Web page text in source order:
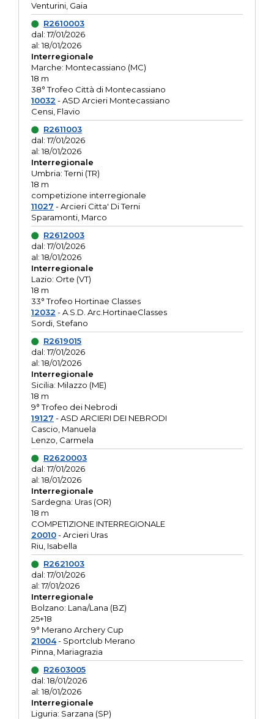
Venturini, Gaia
R2610003
dal: 17/01/2026
al: 18/01/2026
Interregionale
Marche: Montecassiano (MC)
18 m
38° Trofeo Città di Montecassiano
10032 - ASD Arcieri Montecassiano
Censi, Flavio
R2611003
dal: 17/01/2026
al: 18/01/2026
Interregionale
Umbria: Terni (TR)
18 m
competizione interregionale
11027 - Arcieri Citta' Di Terni
Sparamonti, Marco
R2612003
dal: 17/01/2026
al: 18/01/2026
Interregionale
Lazio: Orte (VT)
18 m
33° Trofeo Hortinae Classes
12032 - A.S.D. Arc.HortinaeClasses
Sordi, Stefano
R2619015
dal: 17/01/2026
al: 18/01/2026
Interregionale
Sicilia: Milazzo (ME)
18 m
9° Trofeo dei Nebrodi
19127 - ASD ARCIERI DEI NEBRODI
Cascio, Manuela
Lenzo, Carmela
R2620003
dal: 17/01/2026
al: 18/01/2026
Interregionale
Sardegna: Uras (OR)
18 m
COMPETIZIONE INTERREGIONALE
20010- Arcieri Uras
Riu, Isabella
R2621003
dal: 17/01/2026
al: 17/01/2026
Interregionale
Bolzano: Lana/Lana (BZ)
25+18
9° Merano Archery Cup
21004- Sportclub Merano
Pinna, Mariagrazia
R2603005
dal: 18/01/2026
al: 18/01/2026
Interregionale
Liguria: Sarzana (SP)